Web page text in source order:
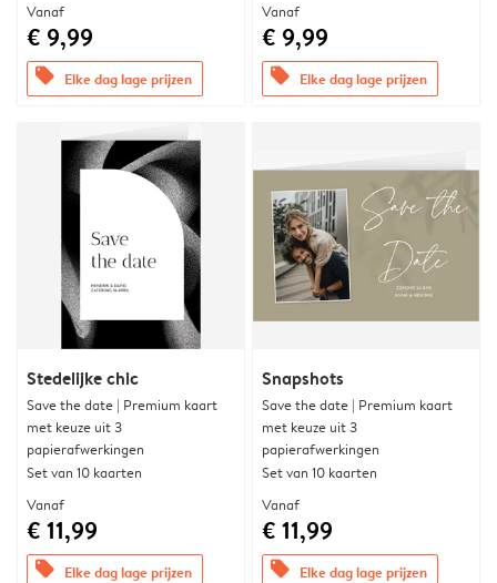
Vanaf
€ 9,99
offers Elke dag lage prijzen
Vanaf
€ 9,99
offers Elke dag lage prijzen
Stedelijke chic
Save the date | Premium kaart
met keuze uit 3
papierafwerkingen
Set van 10 kaarten
Vanaf
€ 11,99
offers Elke dag lage prijzen
Snapshots
Save the date | Premium kaart
met keuze uit 3
papierafwerkingen
Set van 10 kaarten
Vanaf
€ 11,99
offers Elke dag lage prijzen